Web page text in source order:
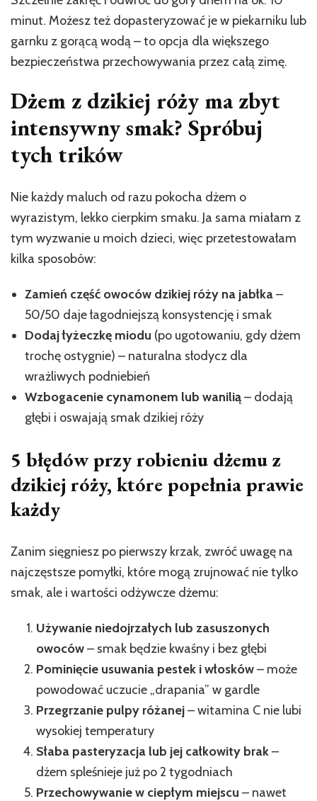
minut. Możesz też dopasteryzować je w piekarniku lub
garnku z gorącą wodą – to opcja dla większego
bezpieczeństwa przechowywania przez całą zimę.
Dżem z dzikiej róży ma zbyt
intensywny smak? Spróbuj
tych trików
Nie każdy maluch od razu pokocha dżem o
wyrazistym, lekko cierpkim smaku. Ja sama miałam z
tym wyzwanie u moich dzieci, więc przetestowałam
kilka sposobów:
Zamień część owoców dzikiej róży na jabłka–
50/50 daje łagodniejszą konsystencję i smak
Dodaj łyżeczkę miodu (po ugotowaniu, gdy dżem
trochę ostygnie) – naturalna słodycz dla
wrażliwych podniebień
Wzbogacenie cynamonem lub wanilią– dodają
głębi i oswajają smak dzikiej róży
5 błędów przy robieniu dżemu z
dzikiej róży, które popełnia prawie
każdy
Zanim sięgniesz po pierwszy krzak, zwróć uwagę na
najczęstsze pomyłki, które mogą zrujnować nie tylko
smak, ale i wartości odżywcze dżemu:
Używanie niedojrzałych lub zasuszonych
owoców– smak będzie kwaśny i bez głębi
Pominięcie usuwania pestek i włosków– może
powodować uczucie „drapania” w gardle
Przegrzanie pulpy różanej– witamina C nie lubi
wysokiej temperatury
Słaba pasteryzacja lub jej całkowity brak–
dżem spleśnieje już po 2 tygodniach
Przechowywanie w ciepłym miejscu – nawet